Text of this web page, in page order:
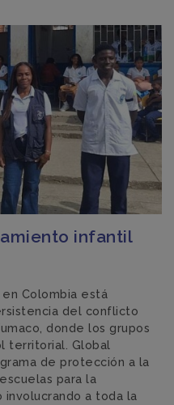
infantil
Colombia está
del conflicto
donde los grupos
territorial. Global
de protección a la
para la
a toda la